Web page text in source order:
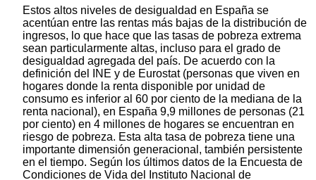
Estos altos niveles de desigualdad en España se
acentúan entre las rentas más bajas de la distribución de
ingresos, lo que hace que las tasas de pobreza extrema
sean particularmente altas, incluso para el grado de
desigualdad agregada del país. De acuerdo con la
definición del INE y de Eurostat (personas que viven en
hogares donde la renta disponible por unidad de
consumo es inferior al 60 por ciento de la mediana de la
renta nacional), en España 9,9 millones de personas (21
por ciento) en 4 millones de hogares se encuentran en
riesgo de pobreza. Esta alta tasa de pobreza tiene una
importante dimensión generacional, también persistente
en el tiempo. Según los últimos datos de la Encuesta de
Condiciones de Vida del Instituto Nacional de